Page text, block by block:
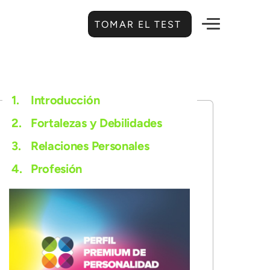
TOMAR EL TEST
1.
Introducción
2.
Fortalezas y Debilidades
3.
Relaciones Personales
4.
Profesión